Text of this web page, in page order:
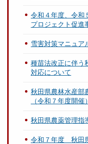
令和４年度、令和
プロジェクト促進
雪害対策マニュア
種苗法改正に伴う
対応について
秋田県農林水産部
（令和７年度開催）
秋田県農薬管理指
令和７年度 秋田